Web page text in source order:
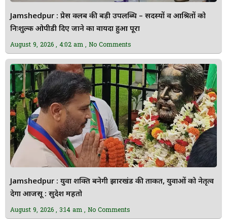
Jamshedpur : प्रेस क्लब की बड़ी उपलब्धि – सदस्यों व आश्रितों को
निःशुल्क ओपीडी दिए जाने का वायदा हुआ पूरा
August 9, 2026 4:02 am No Comments
Jamshedpur : युवा शक्ति बनेगी झारखंड की ताकत, युवाओं को नेतृत्व
देगा आजसू : सुदेश महतो
August 9, 2026 3:14 am No Comments